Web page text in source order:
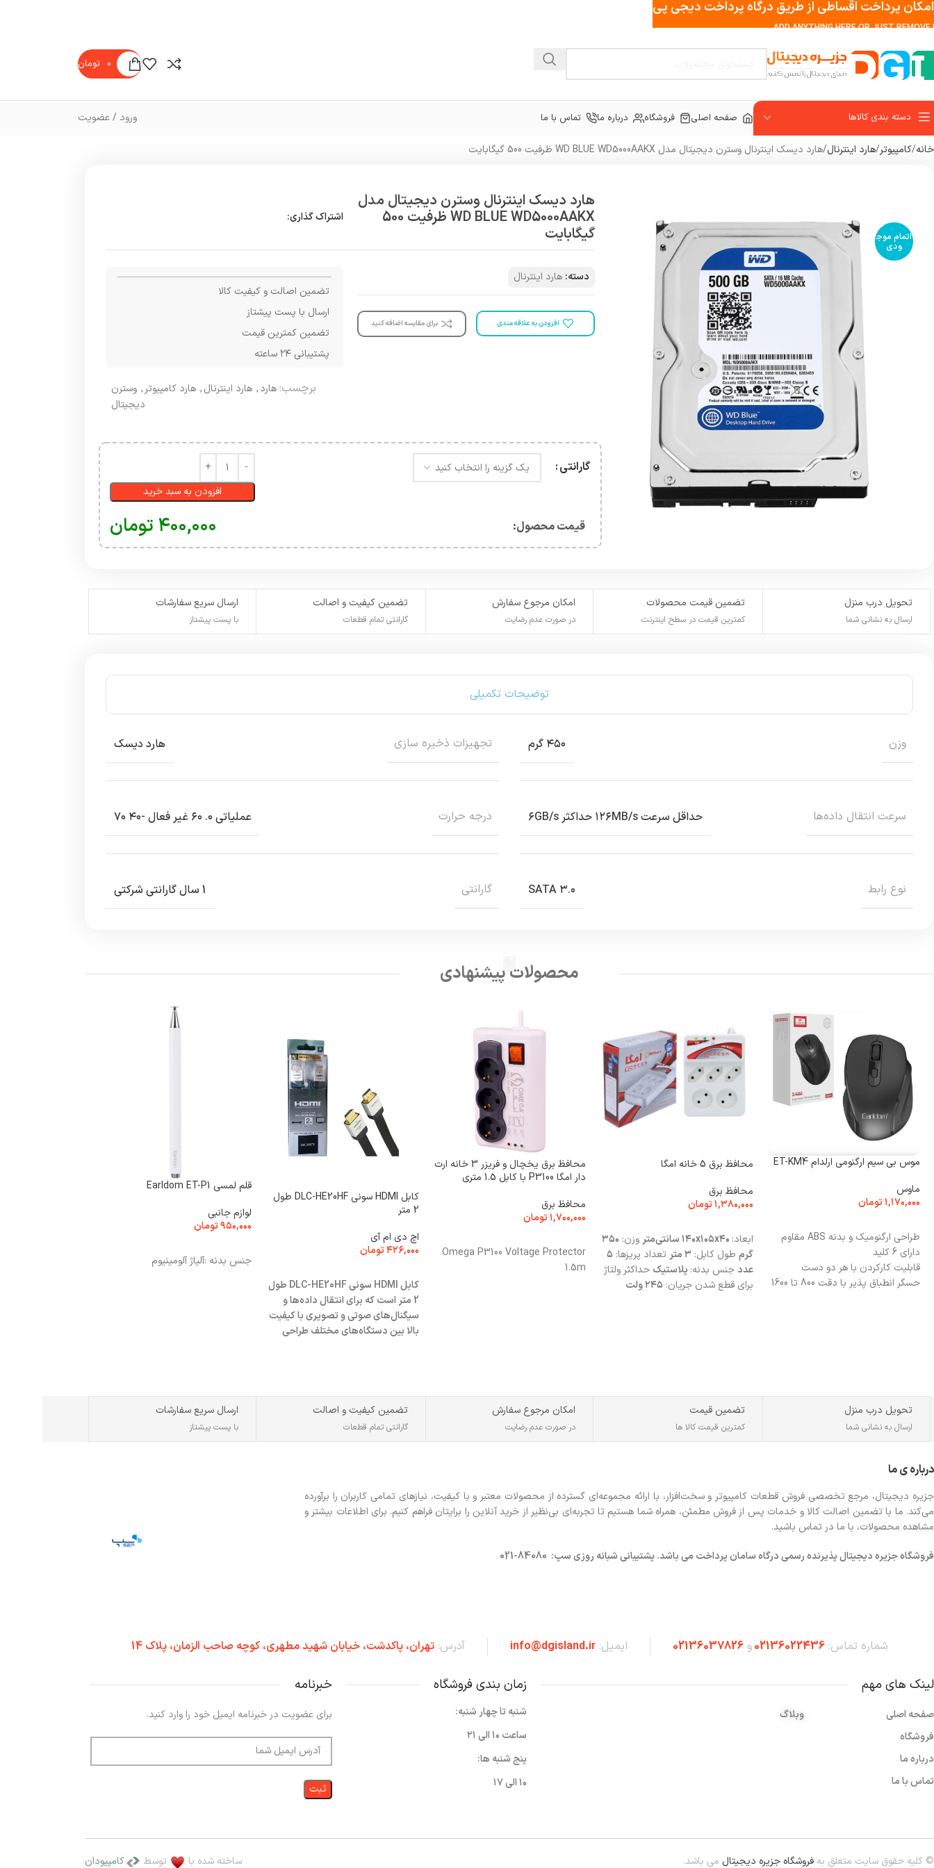
ADD ANYTHING HERE OR JUST REMOVE
۰ تومان
دسته بندی کالاها صفحه اصلی فروشگاه درباره ما تماس با ما ورود / عضویت
خانه کامپیوتر هارد اینترنال هارد دیسک اینترنال وسترن دیجیتال مدل WD BLUE WD5000AAKX ظرفیت 500 گیگابایت
اتمام موج
ودی
هارد دیسک اینترنال وسترن دیجیتال مدل
WD BLUE WD5000AAKX ظرفیت 500
گیگابایت
اشتراک گذاری:
دسته: هارد اینترنال
افزودن به علاقه مندی برای مقایسه اضافه کنید
تضمین اصالت و کیفیت کالا
ارسال با پست پیشتاز
تضمین کمترین قیمت
پشتیبانی ۲۴ ساعته
برچسب: هارد, هارد اینترنال, هارد کامپیوتر , وسترن
دیجیتال
گارانتی
افزودن به سبد خرید
قیمت محصول:​ ۴۰۰,۰۰۰ تومان
تحویل درب منزل
ارسال به نشانی شما
تضمین قیمت محصولات
کمترین قیمت در سطح اینترنت
امکان مرجوع سفارش
در صورت عدم رضایت
تضمین کیفیت و اصالت
گارانتی تمام قطعات
ارسال سریع سفارشات
با پست پیشتاز
توضیحات تکمیلی
وزن ۴۵۰ گرم تجهیزات ذخیره سازی هارد دیسک
سرعت انتقال داده‌ها حداقل سرعت ۱۲۶MB/s حداکثر ۶GB/s درجه حرارت عملیاتی ۰. ۶۰ غیر فعال -۴۰ ۷۰
نوع رابط SATA ۳.۰ گارانتی 1 سال گارانتی شرکتی
محصولات پیشنهادی
موس بی سیم ارگنومی ارلدام ET-KM4
ماوس
۱,۱۷۰,۰۰۰تومان
طراحی ارگنومیک و بدنه ABS مقاوم
دارای 6 کلید
قابلیت کارکردن با هر دو دست
حسگر انطباق پذیر با دقت 800 تا 1600
محافظ برق 5 خانه امگا
محافظ برق
۱,۳۸۰,۰۰۰تومان
ابعاد: وزن: ۳۵۰
گرم طول کابل: ۳ متر تعداد پریزها: ۵
عدد جنس بدنه: پلاستیک حداکثر ولتاژ
برای قطع شدن جریان: ۲۴۵ ولت
محافظ برق یخچال و فریزر 3 خانه ارت
دار امگا P3100 با کابل 1.5 متری
محافظ برق
۱,۷۰۰,۰۰۰تومان
Omega P3100 Voltage Protector
1.5m
کابل HDMI سونی DLC-HE20HF طول
2 متر
اچ دی ام آی
۴۲۶,۰۰۰تومان
کابل HDMI سونی DLC-HE20HF طول
2 متر است که برای انتقال داده‌ها و
سیگنال‌های صوتی و تصویری با کیفیت
بالا بین دستگاه‌های مختلف طراحی
قلم لمسی Earldom ET-P1
لوازم جانبی
۹۵۰,۰۰۰تومان
جنس بدنه :آلیاژ آلومینیوم
تحویل درب منزل
ارسال به نشانی شما
تضمین قیمت
کمترین قیمت کالا ها
امکان مرجوع سفارش
در صورت عدم رضایت
تضمین کیفیت و اصالت
گارانتی تمام قطعات
ارسال سریع سفارشات
با پست پیشتاز
درباره ی ما
جزیره دیجیتال، مرجع تخصصی فروش قطعات کامپیوتر و سخت‌افزار، با ارائه مجموعه‌ای گسترده از محصولات معتبر و با کیفیت، نیازهای تمامی کاربران را برآورده
می‌کند. ما با تضمین اصالت کالا و خدمات پس از فروش مطمئن، همراه شما هستیم تا تجربه‌ای بی‌نظیر از خرید آنلاین را برایتان فراهم کنیم. برای اطلاعات بیشتر و
مشاهده محصولات، با ما در تماس باشید.
فروشگاهجزیره دیجیتال پذیرنده رسمی درگاه سامان پرداخت می باشد. پشتیبانی شبانه روزی سپ: 84080-021
شماره تماس:02136022436و02136037826 ایمیل:info@dgisland.ir آدرس:تهران،‌ پاکدشت، خیابان شهید مطهری، کوچه صاحب الزمان، پلاک 14
لینک های مهم
صفحه اصلی
فروشگاه
درباره ما
تماس با ما
وبلاگ
زمان بندی فروشگاه
شنبه تا چهار شنبه:
ساعت ۱۰ الی ۲۱
پنج شنبه ها:
۱۰ الی ۱۷
خبرنامه
برای عضویت در خبرنامه ایمیل خود را وارد کنید.
© کلیه حقوق سایت متعلق به فروشگاه جزیره دیجیتال می باشد. ساخته شده با توسط کامپیودان
امکان پرداخت اقساطی از طریق درگاه پرداخت دیجی پی